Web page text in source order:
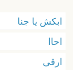
ابكش يا جنا
احاا
ارقى